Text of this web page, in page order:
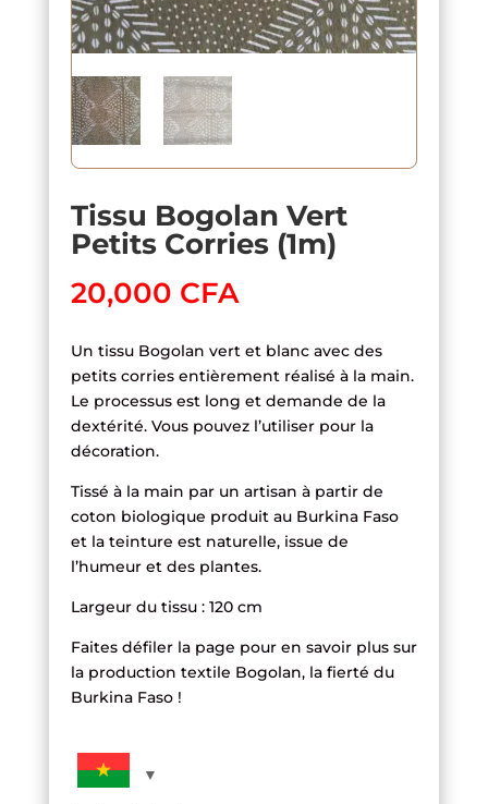
Tissu Bogolan Vert
Petits Corries (1m)
20,000 CFA
Un tissu Bogolan vert et blanc avec des
petits corries entièrement réalisé à la main.
Le processus est long et demande de la
dextérité. Vous pouvez l’utiliser pour la
décoration.
Tissé à la main par un artisan à partir de
coton biologique produit au Burkina Faso
et la teinture est naturelle, issue de
l’humeur et des plantes.
Largeur du tissu : 120 cm
Faites défiler la page pour en savoir plus sur
la production textile Bogolan, la fierté du
Burkina Faso !